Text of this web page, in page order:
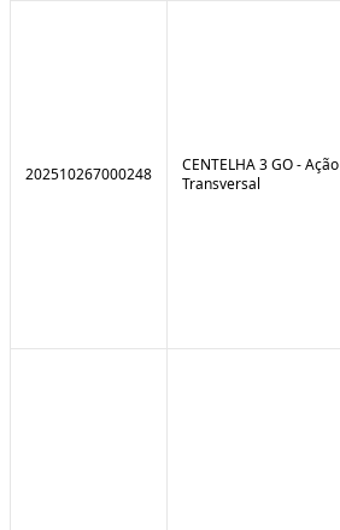
202510267000248
CENTELHA 3 GO - Ação
Transversal